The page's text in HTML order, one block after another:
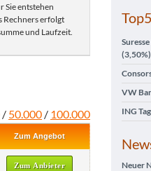
Sie entstehen
Rechners erfolgt
und Laufzeit.
/ 50.000 / 100.000
Zum Angebot
Zum Anbieter
(3,50%)
VW
ING
Neuer